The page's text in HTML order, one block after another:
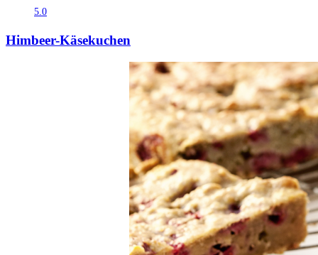
5.0
Himbeer-Käsekuchen